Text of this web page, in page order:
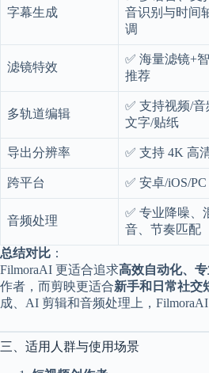
2
2
字幕生成
音识别与时间
调
滤镜特效
✅ 海量滤镜+
推荐
多轨道编辑
✅ 支持视频/音
文字/贴纸
导出分辨率 ✅ 支持 4K 高
跨平台 ✅ 安卓/iOS/PC
音频处理
✅ 专业降噪、
音、节奏匹配
总结对比 ：
FilmoraAI 更适合追求高效自动化、
作者，而剪映更适合新手和日常社交
成、AI 剪辑和音频处理上，FilmoraAI
三、适用人群与使用场景